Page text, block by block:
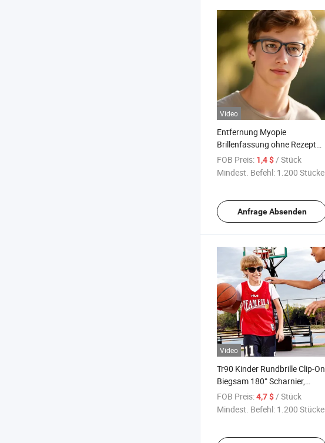
Video
Entfernung Myopie
Brillenfassung ohne Rezept
für
Großhandelsoptikversorgung
FOB Preis: 1,4 $/ Stück
Mindest. Befehl: 1.200 Stücke
Anfrage Absenden
Video
Tr90 Kinder Rundbrille Clip-On
Biegsam 180° Scharnier,
Stoßfest & Flexibles Gestell für
Aktive Kinder
FOB Preis:4,7 $/ Stück
Mindest. Befehl: 1.200 Stücke